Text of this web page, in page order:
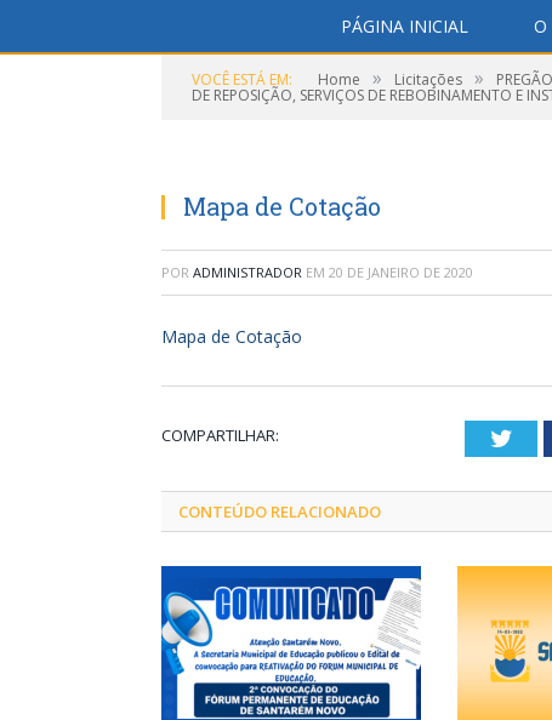
PÁGINA INICIAL O
VOCÊ ESTÁ EM: Home » Licitações »
DE REPOSIÇÃO, SERVIÇOS DE REBOBINAMENTO E
Mapa de Cotação
POR ADMINISTRADOR EM 20 DE JANEIRO DE 2020
Mapa de Cotação
COMPARTILHAR:
CONTEÚDO RELACIONADO